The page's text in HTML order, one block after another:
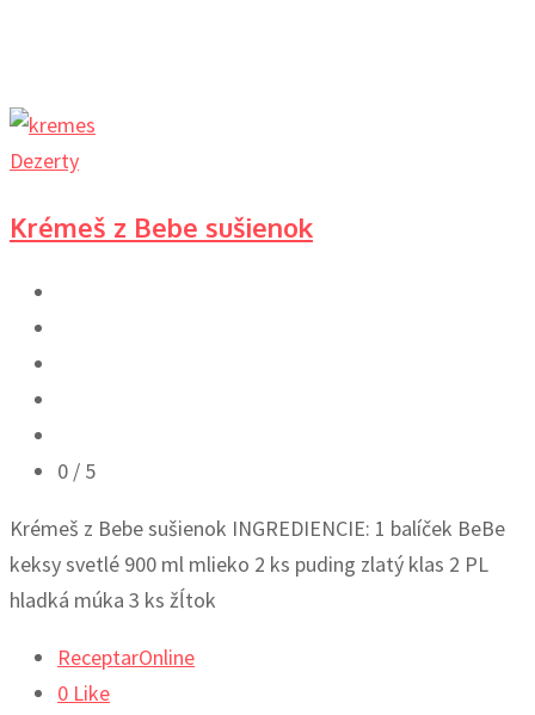
Dezerty
Krémeš z Bebe sušienok
0 / 5
Krémeš z Bebe sušienok INGREDIENCIE: 1 balíček BeBe
keksy svetlé 900 ml mlieko 2 ks puding zlatý klas 2 PL
hladká múka 3 ks žĺtok
ReceptarOnline
0 Like